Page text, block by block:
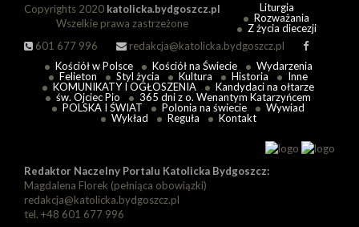
Copyrights 2020 katolicka.bydgoszcz.pl
Wszelkie prawa zastrzeżone
601 677 996
redakcja@katolicka.bydgoszcz.pl
Liturgia
Rozważania
Z życia diecezji
Kościół w Polsce Kościół na Świecie
Wydarzenia
Felieton
Styl życia Kultura Historia
Inne
KOMUNIKATY I OGŁOSZENIA
Kandydaci na ołtarze
św. Ojciec Pio
365 dni z o. Wenantym Katarzyńcem
POLSKA I ŚWIAT
Polonia na świecie
Wywiad
Wykład
Reguła Kontakt
Redaktor Naczelny Portalu Katolicka Bydgoszcz:
Magdalena Florek (pełniąca obowiązki)
redakcja@katolicka.bydgoszcz.pl
tel. +48 601 677 996